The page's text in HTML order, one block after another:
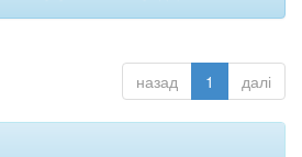
назад 1 далі